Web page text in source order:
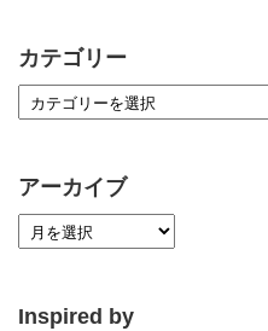
カテゴリー
アーカイブ
Inspired by